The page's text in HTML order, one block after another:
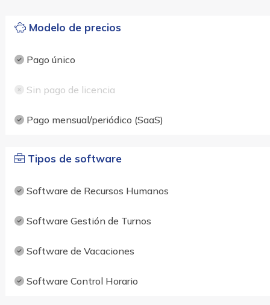
Modelo de precios
Pago único
Sin pago de licencia
Pago mensual/periódico (SaaS)
Tipos de software
Software de Recursos Humanos
Software Gestión de Turnos
Software de Vacaciones
Software Control Horario